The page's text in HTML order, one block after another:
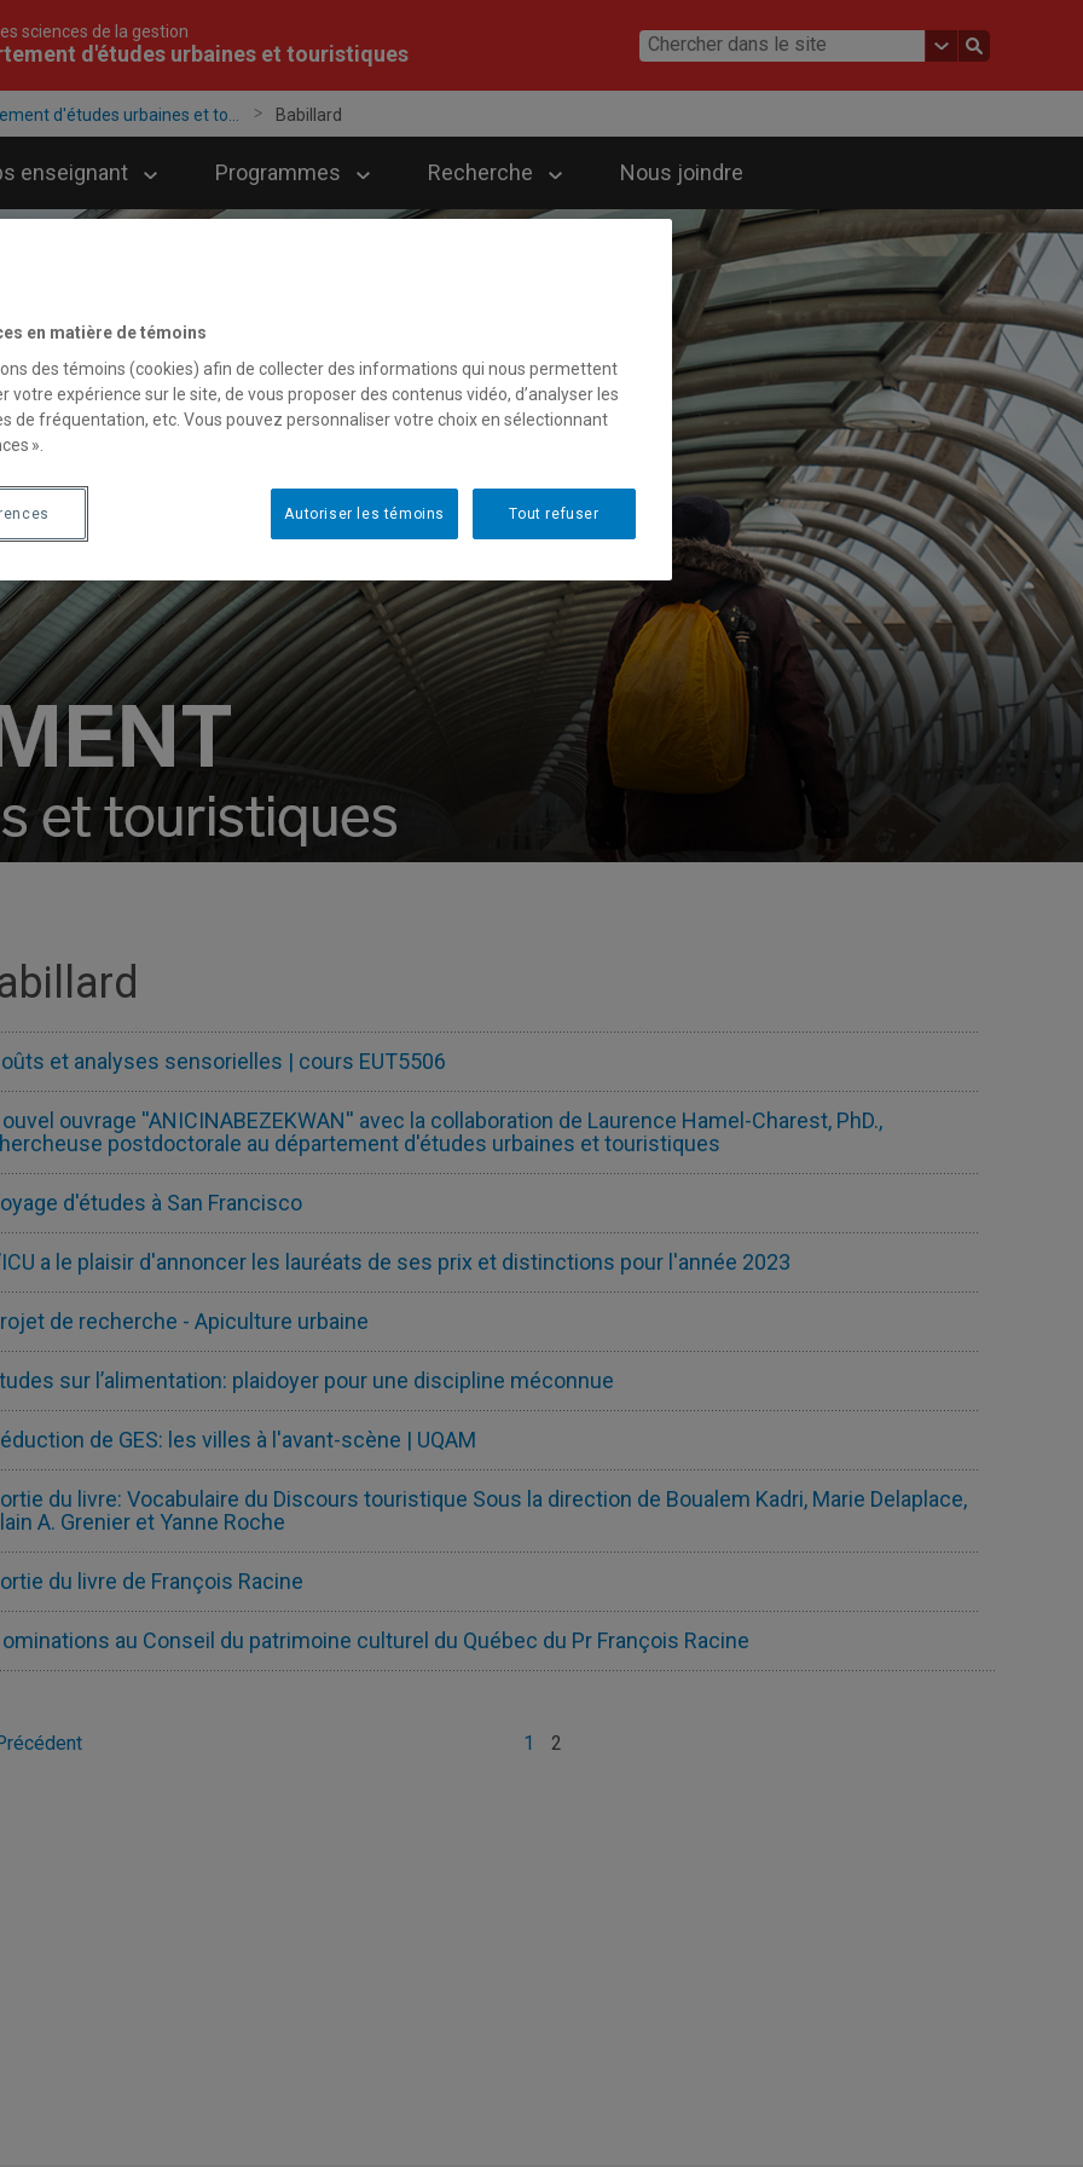
sciences de la gestion
d'études urbaines et touristiques
d'études urbaines et to... Babillard
enseignant Programmes Recherche Nous joindre
et analyses sensorielles | cours EUT5506
ouvrage ''ANICINABEZEKWAN'' avec la collaboration de Laurence Hamel-Charest, PhD.,
postdoctorale au département d'études urbaines et touristiques
d'études à San Francisco
a le plaisir d'annoncer les lauréats de ses prix et distinctions pour l'année 2023
de recherche - Apiculture urbaine
sur l’alimentation: plaidoyer pour une discipline méconnue
de GES: les villes à l'avant-scène | UQAM
du livre: Vocabulaire du Discours touristique Sous la direction de Boualem Kadri, Marie Delaplace,
A. Grenier et Yanne Roche
du livre de François Racine
au Conseil du patrimoine culturel du Québec du Pr François Racine
1 2
en matière de témoins
des témoins (cookies) afin de collecter des informations qui nous permettent
votre expérience sur le site, de vous proposer des contenus vidéo, d’analyser les
de fréquentation, etc. Vous pouvez personnaliser votre choix en sélectionnant
».
Tout refuser
Autoriser les témoins